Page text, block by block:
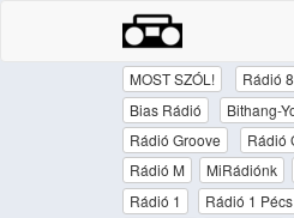
MOST SZÓL! Rádió
Bias Rádió
Bithang-
Rádió Groove
Rádió
Rádió M
MiRádiónk
Rádió 1
Rádió 1 Pécs